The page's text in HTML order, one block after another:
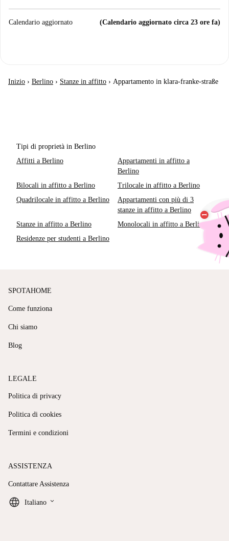
Calendario aggiornato (Calendario aggiornato circa 23 ore fa)
Inizio › Berlino › Stanze in affitto › Appartamento in klara-franke-straße
Tipi di proprietà in Berlino
Affitti a Berlino
Appartamenti in affitto a
Berlino
Bilocali in affitto a Berlino
Trilocale in affitto a Berlino
Quadrilocale in affitto a Berlino
Appartamenti con più di 3
stanze in affitto a Berlino
Stanze in affitto a Berlino
Monolocali in affitto a Berlino
Residenze per studenti a Berlino
SPOTAHOME
Come funziona
Chi siamo
Blog
LEGALE
Politica di privacy
Politica di cookies
Termini e condizioni
ASSISTENZA
Contattare Assistenza
Italiano keyboard_arrow_down